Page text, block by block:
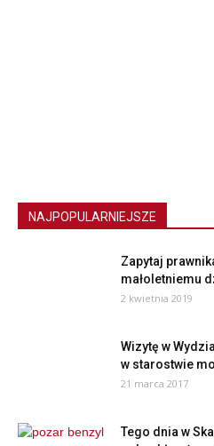
NAJPOPULARNIEJSZE
Zapytaj
małoletniemu
2 kwietnia 2019
Wizytę w
w starostwie
21 marca 2017
Tego dnia w